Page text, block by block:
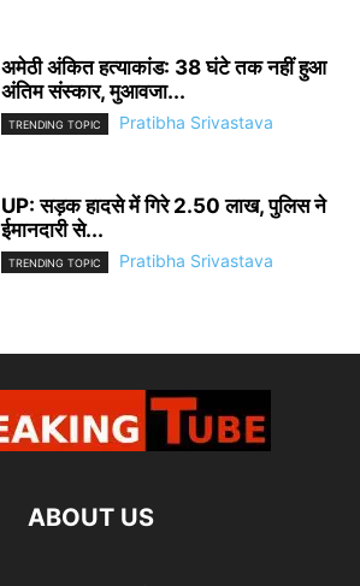
अमेठी अंकित हत्याकांड: 38 घंटे तक नहीं हुआ
अंतिम संस्कार, मुआवजा...
TRENDING TOPIC Pratibha Srivastava
UP: सड़क हादसे में गिरे 2.50 लाख, पुलिस ने
ईमानदारी से...
TRENDING TOPIC Pratibha Srivastava
ABOUT US